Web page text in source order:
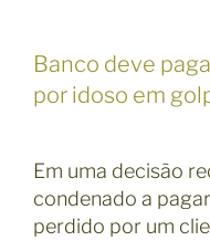
Banco deve
por idoso em
Em uma decisão
condenado a
perdido por um